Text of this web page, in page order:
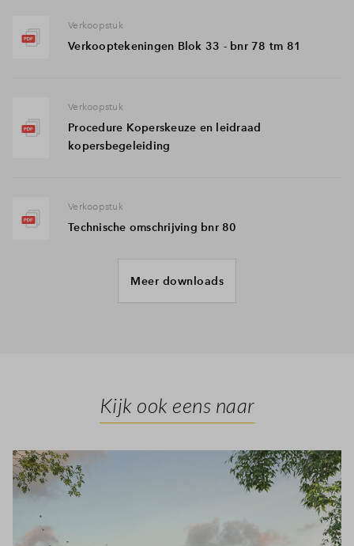
Verkoopstuk
Verkooptekeningen Blok 33 - bnr 78 tm 81
Verkoopstuk
Procedure Koperskeuze en leidraad
kopersbegeleiding
Verkoopstuk
Technische omschrijving bnr 80
Verkoopstuk
Situatietekening Meanderhof
Meer downloads
Kijk ook eens naar